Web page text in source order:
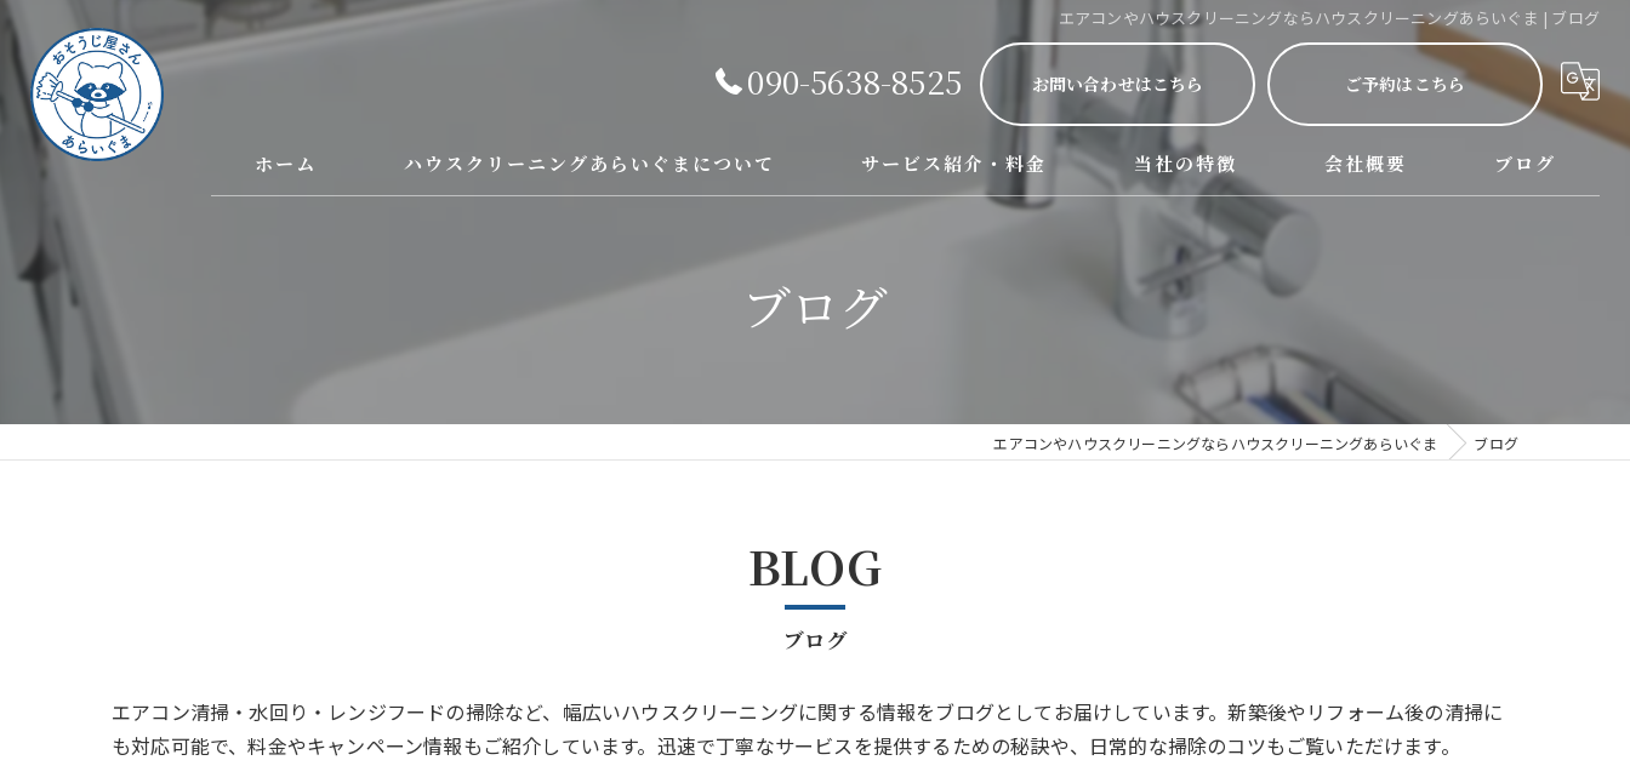
エアコンやハウスクリーニングならハウスクリーニングあらいぐま | ブログ
090-5638-8525 お問い合わせはこちら ご予約はこちら
ホーム ハウスクリーニングあらいぐまについて サービス紹介・料金
エアコン、レンジフード、お風呂サービス詳細
当社の特徴
西尾市のハウスクリーニング
名古屋市のハウスクリーニング
三河のハウスクリーニング
掃除
会社概要 ブログ
ブログ
エアコンやハウスクリーニングならハウスクリーニングあらいぐま ブログ
BLOG
ブログ
エアコン清掃・水回り・レンジフードの掃除など、幅広いハウスクリーニングに関する情報をブログとしてお届けしています。新築後やリフォーム後の清掃に
も対応可能で、料金やキャンペーン情報もご紹介しています。迅速で丁寧なサービスを提供するための秘訣や、日常的な掃除のコツもご覧いただけます。